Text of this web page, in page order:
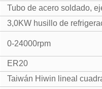
Tubo de acero soldado,
3,0KW husillo de
0-24000rpm
ER20
Taiwán Hiwin lineal